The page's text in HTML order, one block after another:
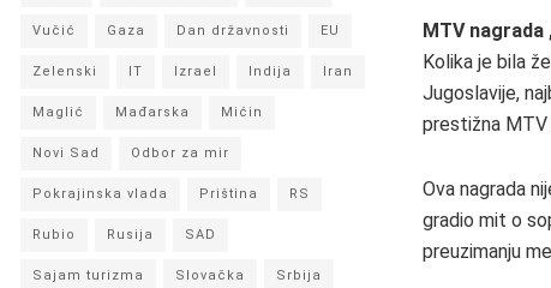
MTV
Kolika je bila
Jugoslavije,
prestižna MTV
Ova nagrada
gradio mit o
preuzimanju
Vučić Gaza Dan državnosti EU
Zelenski IT Izrael Indija Iran
Maglić Mađarska Mićin
Novi Sad Odbor za mir
Pokrajinska vlada Priština RS
Rubio Rusija SAD
Sajam turizma Slovačka Srbija